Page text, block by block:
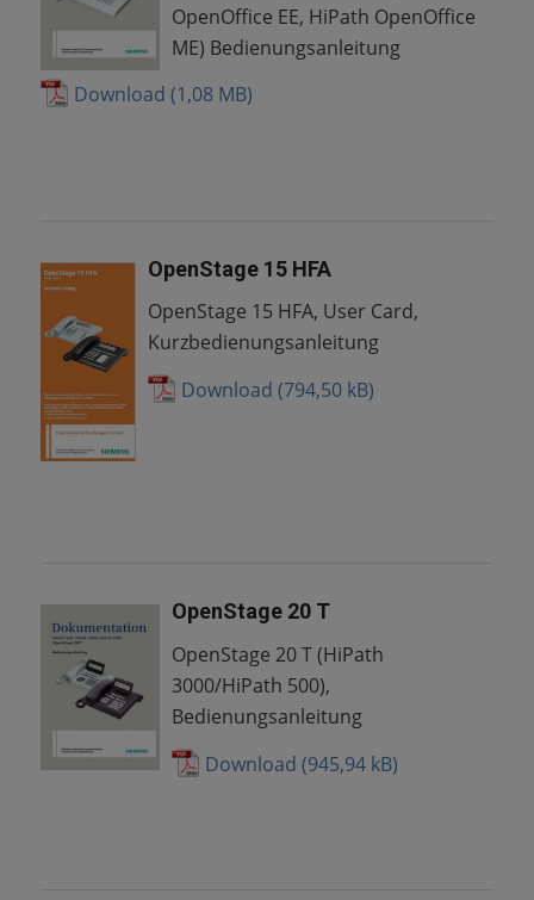
OpenOffice EE, HiPath OpenOffice
ME) Bedienungsanleitung
Download
OpenStage 15 HFA
OpenStage 15 HFA, User Card,
Kurzbedienungsanleitung
Download
OpenStage 20 T
OpenStage 20 T (HiPath
3000/HiPath 500),
Bedienungsanleitung
Download